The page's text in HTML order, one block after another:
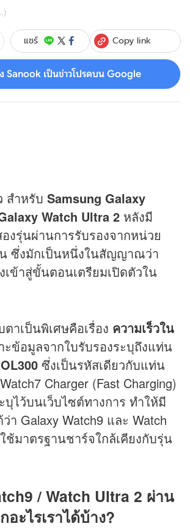
แชร์ Copy link
Sanook เป็นข่าวโปรดบน Google
สำหรับ Samsung Galaxy
Watch Ultra 2 หลังมี
งรุ่นผ่านการรับรองจากหน่วย
ซึ่งมักเป็นหนึ่งในสัญญาณว่า
ข้าสู่ขั้นตอนเตรียมเปิดตัวใน
าเป็นพิเศษคือเรื่อง ความเร็วใน
ะข้อมูลจากใบรับรองระบุถึงแท่น
ซึ่งเป็นรหัสเดียวกับแท่น
Charger (Fast Charging)
บุไว้บนเว็บไซต์ทางการ ทำให้มี
า Galaxy Watch9 และ Watch
ช้มาตรฐานชาร์จใกล้เคียงกับรุ่น
/ Watch Ultra 2 ผ่าน
ะไรเราได้บ้าง?